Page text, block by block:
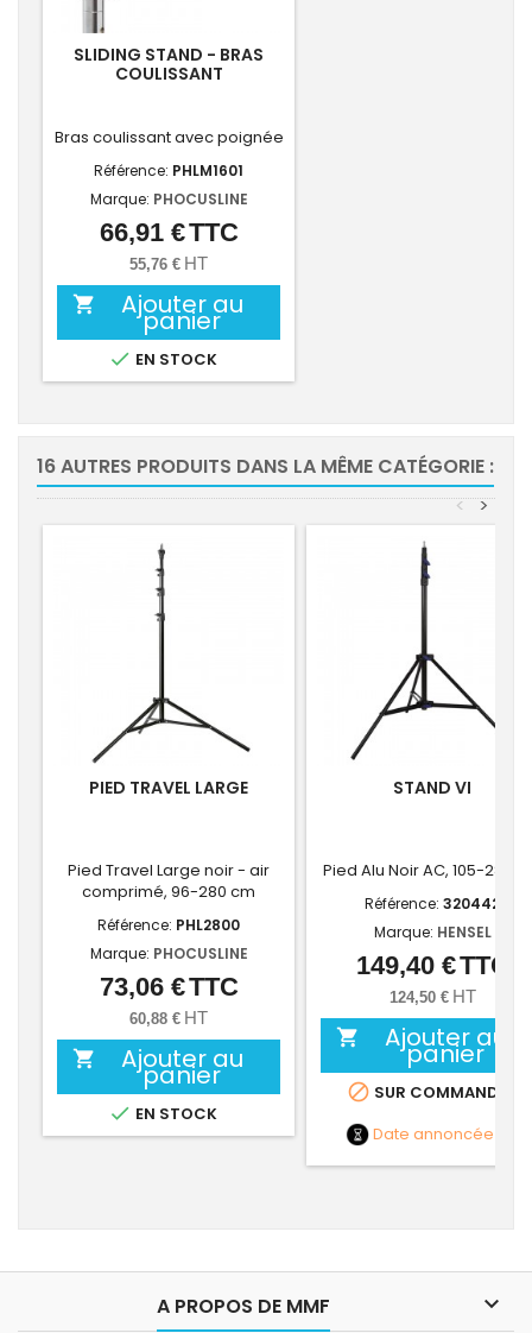
SLIDING STAND - BRAS
COULISSANT
Bras coulissant avec poignée
Référence: PHLM1601
Marque: PHOCUSLINE
Prix
66,91 €TTC
55,76 € HT
 Ajouter au
panier
 EN STOCK
16 AUTRES PRODUITS DANS LA MÊME CATÉGORIE :
>
<
PIED TRAVEL LARGE
Pied Travel Large noir - air
comprimé, 96-280 cm
Référence: PHL2800
Marque: PHOCUSLINE
Prix
73,06 €TTC
60,88 € HT
 Ajouter au
panier
 EN STOCK
STAND VI
Pied Alu Noir AC, 105-280
Référence: 320442
Marque: HENSEL
Prix
149,40 €TTC
124,50 € HT
 Ajouter au
panier
 SUR COMMANDE
Date annoncée
A PROPOS DE MMF 